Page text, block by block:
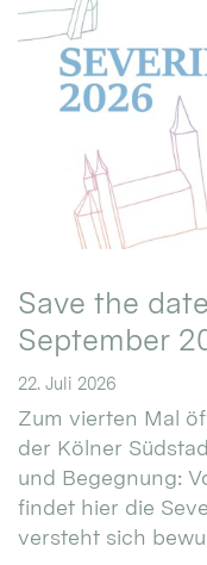
Save the
September
22. Juli 2026
Zum vierten Mal
der Kölner
und Begegnung:
findet hier die
versteht sich